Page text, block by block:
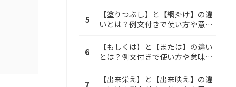
5
【塗りつぶし】と【網掛け】の違
いとは？例文付きで使い方や意味
6
【もしくは】と【または】の違い
とは？例文付きで使い方や意味を
7
【出来栄え】と【出来映え】の違